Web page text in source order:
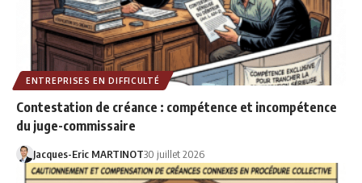
ENTREPRISES EN DIFFICULTÉ
Contestation de créance : compétence et incompétence
du juge-commissaire
Jacques-Eric MARTINOT30 juillet 2026